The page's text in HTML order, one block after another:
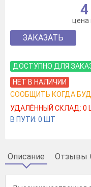
цена
ЗАКАЗАТЬ
ДОСТУПНО ДЛЯ
НЕТ В НАЛИЧИИ
СООБЩИТЬ КОГДА
УДАЛЁННЫЙ СКЛАД: 0
В ПУТИ: 0 ШТ
Описание Отзывы